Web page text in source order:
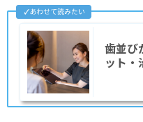
歯並び
ット・